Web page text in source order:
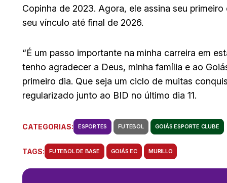
Copinha de 2023. Agora, ele assina seu
seu vínculo até final de 2026.
“É um passo importante na minha carreira em
tenho agradecer a Deus, minha família e ao
primeiro dia. Que seja um ciclo de muitas
regularizado junto ao BID no último dia 11.
CATEGORIAS: ESPORTES FUTEBOL GOIÁS ESPORTE CLUBE
TAGS: FUTEBOL DE BASE GOIÁS EC MURILLO